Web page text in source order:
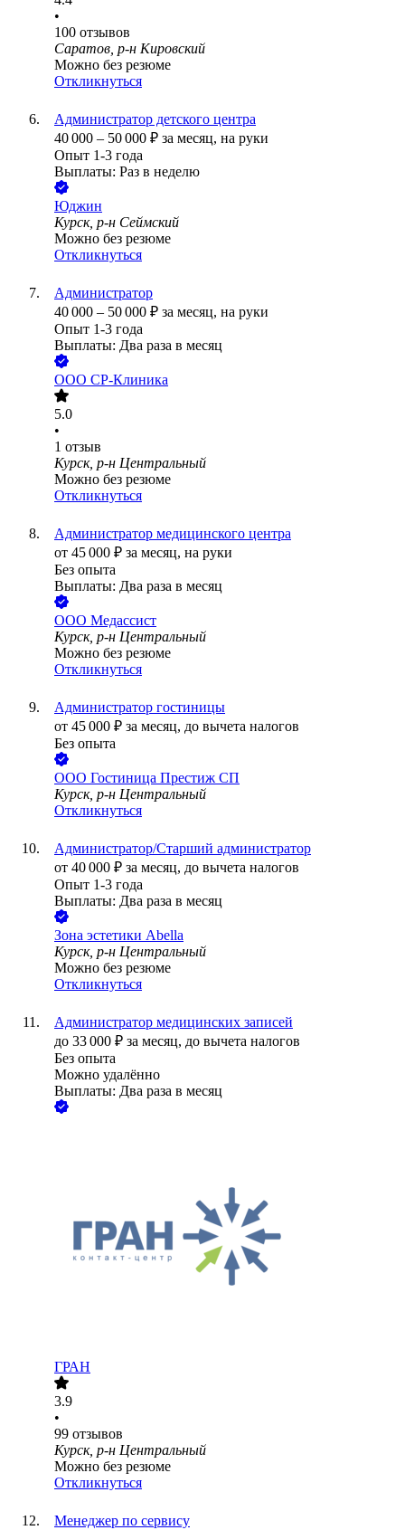
•
100 отзывов
Саратов, р-н Кировский
Можно без резюме
Откликнуться
Администратор детского центра
40 000 – 50 000 ₽ за месяц, на руки
Опыт 1-3 года
Выплаты: Раз в неделю
Юджин
Курск, р-н Сеймский
Можно без резюме
Откликнуться
Администратор
40 000 – 50 000 ₽ за месяц, на руки
Опыт 1-3 года
Выплаты: Два раза в месяц
ООО СР-Клиника
5.0
•
1 отзыв
Курск, р-н Центральный
Можно без резюме
Откликнуться
Администратор медицинского центра
от 45 000 ₽ за месяц, на руки
Без опыта
Выплаты: Два раза в месяц
ООО Медассист
Курск, р-н Центральный
Можно без резюме
Откликнуться
Администратор гостиницы
от 45 000 ₽ за месяц, до вычета налогов
Без опыта
ООО Гостиница Престиж СП
Курск, р-н Центральный
Откликнуться
Администратор/Старший администратор
от 40 000 ₽ за месяц, до вычета налогов
Опыт 1-3 года
Выплаты: Два раза в месяц
Зона эстетики Abella
Курск, р-н Центральный
Можно без резюме
Откликнуться
Администратор медицинских записей
до 33 000 ₽ за месяц, до вычета налогов
Без опыта
Можно удалённо
Выплаты: Два раза в месяц
ГРАН
3.9
•
99 отзывов
Курск, р-н Центральный
Можно без резюме
Откликнуться
Менеджер по сервису